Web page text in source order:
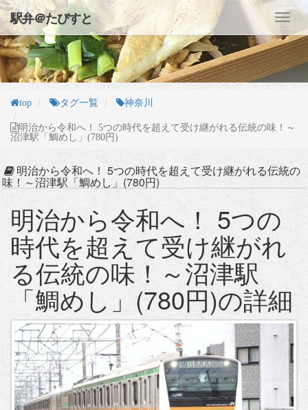
駅弁＠たびすと
top タグ一覧 神奈川
明治から令和へ！ 5つの時代を超えて受け継がれる伝統の味！～
沼津駅「鯛めし」(780円)
明治から令和へ！ 5つの時代を超えて受け継がれる伝統の
味！～沼津駅「鯛めし」(780円)
明治から令和へ！ 5つの
時代を超えて受け継がれ
る伝統の味！～沼津駅
「鯛めし」(780円)の詳細